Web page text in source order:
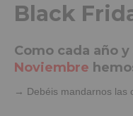
Black
Como cada año
Noviembre
→ Debéis mandarnos las